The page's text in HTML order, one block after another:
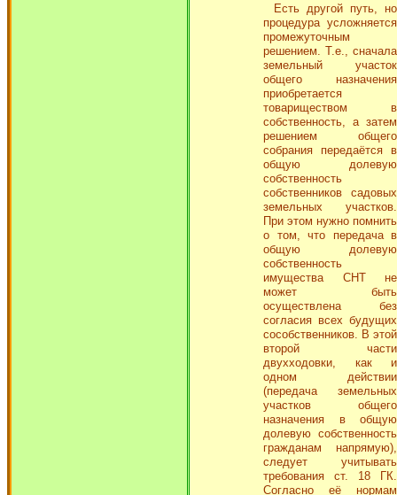
Есть другой путь, но
процедура усложняется
промежуточным
решением. Т.е., сначала
земельный участок
общего назначения
приобретается
товариществом в
собственность, а затем
решением общего
собрания передаётся в
общую долевую
собственность
собственников садовых
земельных участков.
При этом нужно помнить
о том, что передача в
общую долевую
собственность
имущества СНТ не
может быть
осуществлена без
согласия всех будущих
сособственников. В этой
второй части
двухходовки, как и
одном действии
(передача земельных
участков общего
назначения в общую
долевую собственность
гражданам напрямую),
следует учитывать
требования ст. 18 ГК.
Согласно её нормам